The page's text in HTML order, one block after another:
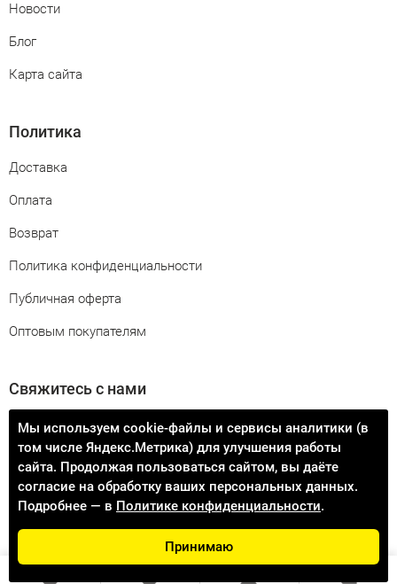
Мы используем cookie-файлы и сервисы аналитики (в
том числе Яндекс.Метрика) для улучшения работы
сайта. Продолжая пользоваться сайтом, вы даёте
согласие на обработку ваших персональных данных.
Подробнее — в Политике конфиденциальности.
Принимаю
Новости
Блог
Карта сайта
Политика
Доставка
Оплата
Возврат
Политика конфиденциальности
Публичная оферта
Оптовым покупателям
Свяжитесь с нами
info@procontact74.ru
Узнать статус заказа